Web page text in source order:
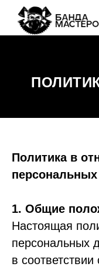
Политика в
1. Общие
Настоящая
персональных
в